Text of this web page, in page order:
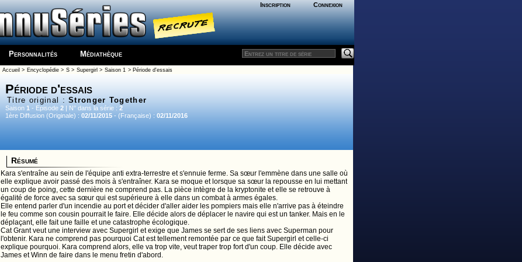
Inscription Connexion
Personnalités Médiathèque
Accueil > Encyclopédie> S> Supergirl > Saison 1 > Période d'essais
Période d'essais
Titre original :Stronger Together
Saison 1 - Episode 2 | N° dans la série : 2
1ère Diffusion (Originale) : 02/11/2015 - (Française) : 02/11/2016
Résumé
Kara s'entraîne au sein de l'équipe anti extra-terrestre et s'ennuie ferme. Sa sœur l'emmène dans une salle où
elle explique avoir passé des mois à s'entraîner. Kara se moque et lorsque sa sœur la repousse en lui mettant
un coup de poing, cette dernière ne comprend pas. La pièce intègre de la kryptonite et elle se retrouve à
égalité de force avec sa sœur qui est supérieure à elle dans un combat à armes égales.
Elle entend parler d'un incendie au port et décider d'aller aider les pompiers mais elle n'arrive pas à éteindre
le feu comme son cousin pourrait le faire. Elle décide alors de déplacer le navire qui est un tanker. Mais en le
déplaçant, elle fait une faille et une catastrophe écologique.
Cat Grant veut une interview avec Supergirl et exige que James se sert de ses liens avec Superman pour
l'obtenir. Kara ne comprend pas pourquoi Cat est tellement remontée par ce que fait Supergirl et celle-ci
explique pourquoi. Kara comprend alors, elle va trop vite, veut traper trop fort d'un coup. Elle décide avec
James et Winn de faire dans le menu fretin d'abord.